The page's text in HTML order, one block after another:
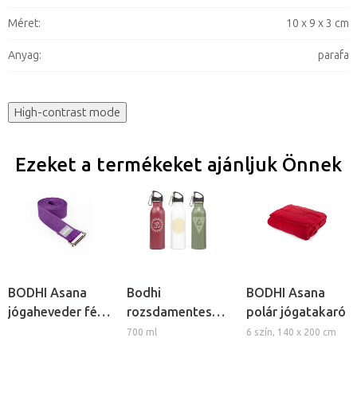
Méret: 10 x 9 x 3 cm
Anyag: parafa
High-contrast mode
Ezeket a termékeket ajánljuk Önnek
BODHI Asana
jógaheveder fém
Bodhi
rozsdamentes
acélpalack
700 ml
BODHI Asana
polár jógatakaró
6 szín, 140 x 200 cm